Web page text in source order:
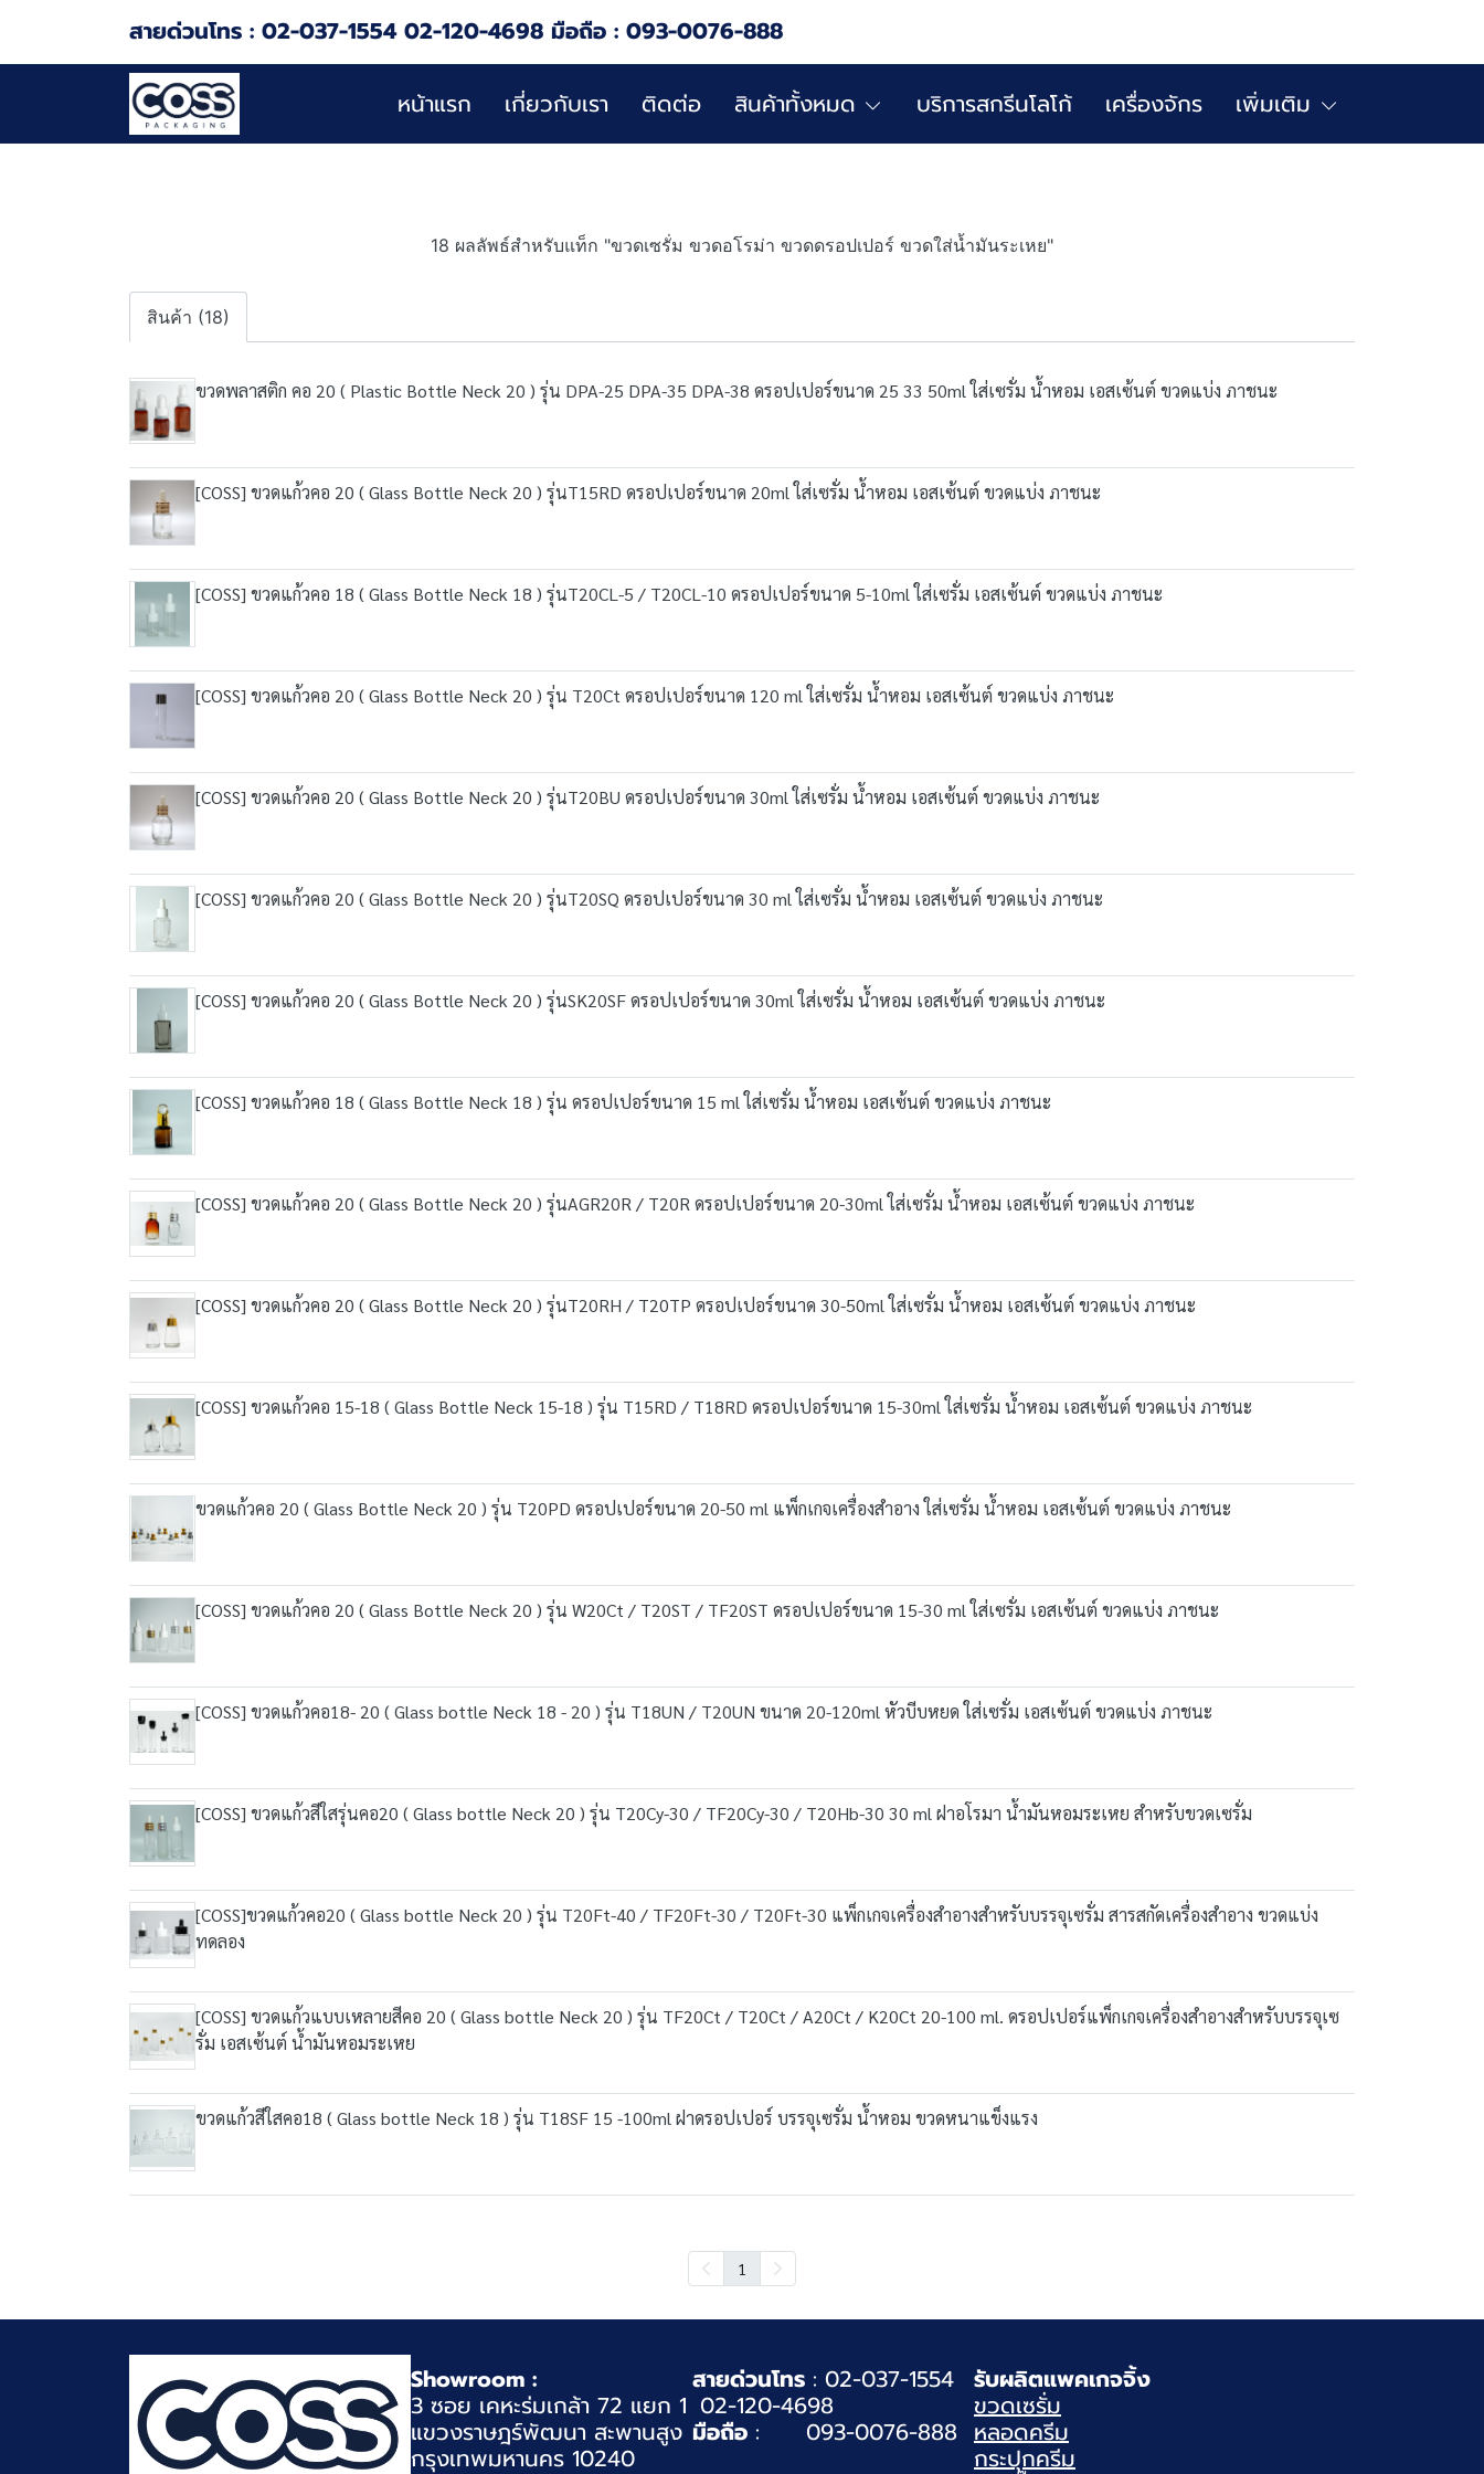
สายด่วนโทร : 02-037-1554 02-120-4698 มือถือ : 093-0076-888
หน้าแรก เกี่ยวกับเรา ติดต่อ สินค้าทั้งหมด บริการสกรีนโลโก้ เครื่องจักร เพิ่มเติม
18 ผลลัพธ์สำหรับแท็ก "ขวดเซรั่ม ขวดอโรม่า ขวดดรอปเปอร์ ขวดใส่น้ำมันระเหย"
สินค้า (18)
ขวดพลาสติก คอ 20 ( Plastic Bottle Neck 20 ) รุ่น DPA-25 DPA-35 DPA-38 ดรอปเปอร์ขนาด 25 33 50ml ใส่เซรั่ม น้ำหอม เอสเซ้นต์ ขวดแบ่ง ภาชนะ
[COSS] ขวดแก้วคอ 20 ( Glass Bottle Neck 20 ) รุ่นT15RD ดรอปเปอร์ขนาด 20ml ใส่เซรั่ม น้ำหอม เอสเซ้นต์ ขวดแบ่ง ภาชนะ
[COSS] ขวดแก้วคอ 18 ( Glass Bottle Neck 18 ) รุ่นT20CL-5 / T20CL-10 ดรอปเปอร์ขนาด 5-10ml ใส่เซรั่ม เอสเซ้นต์ ขวดแบ่ง ภาชนะ
[COSS] ขวดแก้วคอ 20 ( Glass Bottle Neck 20 ) รุ่น T20Ct ดรอปเปอร์ขนาด 120 ml ใส่เซรั่ม น้ำหอม เอสเซ้นต์ ขวดแบ่ง ภาชนะ
[COSS] ขวดแก้วคอ 20 ( Glass Bottle Neck 20 ) รุ่นT20BU ดรอปเปอร์ขนาด 30ml ใส่เซรั่ม น้ำหอม เอสเซ้นต์ ขวดแบ่ง ภาชนะ
[COSS] ขวดแก้วคอ 20 ( Glass Bottle Neck 20 ) รุ่นT20SQ ดรอปเปอร์ขนาด 30 ml ใส่เซรั่ม น้ำหอม เอสเซ้นต์ ขวดแบ่ง ภาชนะ
[COSS] ขวดแก้วคอ 20 ( Glass Bottle Neck 20 ) รุ่นSK20SF ดรอปเปอร์ขนาด 30ml ใส่เซรั่ม น้ำหอม เอสเซ้นต์ ขวดแบ่ง ภาชนะ
[COSS] ขวดแก้วคอ 18 ( Glass Bottle Neck 18 ) รุ่น ดรอปเปอร์ขนาด 15 ml ใส่เซรั่ม น้ำหอม เอสเซ้นต์ ขวดแบ่ง ภาชนะ
[COSS] ขวดแก้วคอ 20 ( Glass Bottle Neck 20 ) รุ่นAGR20R / T20R ดรอปเปอร์ขนาด 20-30ml ใส่เซรั่ม น้ำหอม เอสเซ้นต์ ขวดแบ่ง ภาชนะ
[COSS] ขวดแก้วคอ 20 ( Glass Bottle Neck 20 ) รุ่นT20RH / T20TP ดรอปเปอร์ขนาด 30-50ml ใส่เซรั่ม น้ำหอม เอสเซ้นต์ ขวดแบ่ง ภาชนะ
[COSS] ขวดแก้วคอ 15-18 ( Glass Bottle Neck 15-18 ) รุ่น T15RD / T18RD ดรอปเปอร์ขนาด 15-30ml ใส่เซรั่ม น้ำหอม เอสเซ้นต์ ขวดแบ่ง ภาชนะ
ขวดแก้วคอ 20 ( Glass Bottle Neck 20 ) รุ่น T20PD ดรอปเปอร์ขนาด 20-50 ml แพ็กเกจเครื่องสำอาง ใส่เซรั่ม น้ำหอม เอสเซ้นต์ ขวดแบ่ง ภาชนะ
[COSS] ขวดแก้วคอ 20 ( Glass Bottle Neck 20 ) รุ่น W20Ct / T20ST / TF20ST ดรอปเปอร์ขนาด 15-30 ml ใส่เซรั่ม เอสเซ้นต์ ขวดแบ่ง ภาชนะ
[COSS] ขวดแก้วคอ18- 20 ( Glass bottle Neck 18 - 20 ) รุ่น T18UN / T20UN ขนาด 20-120ml หัวบีบหยด ใส่เซรั่ม เอสเซ้นต์ ขวดแบ่ง ภาชนะ
[COSS] ขวดแก้วสีใสรุ่นคอ20 ( Glass bottle Neck 20 ) รุ่น T20Cy-30 / TF20Cy-30 / T20Hb-30 30 ml ฝาอโรมา น้ำมันหอมระเหย สำหรับขวดเซรั่ม
[COSS]ขวดแก้วคอ20 ( Glass bottle Neck 20 ) รุ่น T20Ft-40 / TF20Ft-30 / T20Ft-30 แพ็กเกจเครื่องสำอางสำหรับบรรจุเซรั่ม สารสกัดเครื่องสำอาง ขวดแบ่ง
ทดลอง
[COSS] ขวดแก้วแบบเหลายสีคอ 20 ( Glass bottle Neck 20 ) รุ่น TF20Ct / T20Ct / A20Ct / K20Ct 20-100 ml. ดรอปเปอร์แพ็กเกจเครื่องสำอางสำหรับบรรจุเซ
รั่ม เอสเซ้นต์ น้ำมันหอมระเหย
ขวดแก้วสีใสคอ18 ( Glass bottle Neck 18 ) รุ่น T18SF 15 -100ml ฝาดรอปเปอร์ บรรจุเซรั่ม น้ำหอม ขวดหนาแข็งแรง
1
Showroom :
3 ซอย เคหะร่มเกล้า 72 แยก 1
แขวงราษฎร์พัฒนา สะพานสูง
กรุงเทพมหานคร 10240
สายด่วนโทร : 02-037-1554
02-120-4698
มือถือ : 093-0076-888
รับผลิตแพคเกจจิ้ง
ขวดเซรั่ม
หลอดครีม
กระปุกครีม